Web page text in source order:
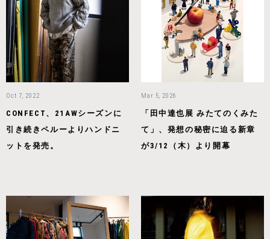
Oct 7, 2022
CONFECT、21AWシーズンに
引き続きペルーよりハンドニ
ットを発売。
Mar 5, 2026
「田中達也展 みたてのくみた
て」、発想の秘密に迫る新章
が3/12（木）より開幕